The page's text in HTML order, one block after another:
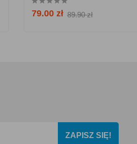
79.00 zł 89.90 zł
ZAPISZ SIĘ!